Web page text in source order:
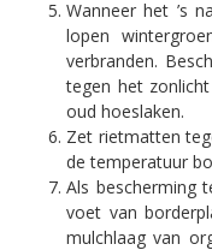
Wanneer het ’s
lopen
verbranden.
tegen het
oud hoeslaken.
Zet rietmatten
de temperatuur
Als bescherming
voet van
mulchlaag van